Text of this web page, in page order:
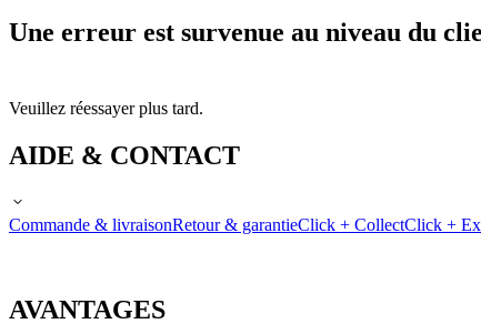
Une erreur est survenue au niveau du
Veuillez réessayer plus tard.
AIDE & CONTACT
Commande & livraisonRetour & garantieClick + CollectClick +
AVANTAGES